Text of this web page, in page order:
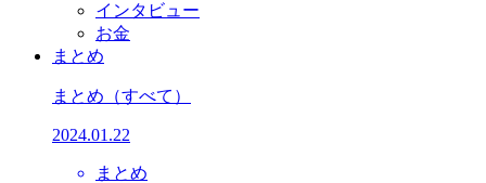
インタビュー
お金
まとめ
まとめ （すべて）
2024.01.22
まとめ